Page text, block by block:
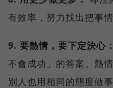
有效率，努力找出把事
9. 要熱情，要下定決心：
不會成功」的答案。熱
別人也用相同的態度做事